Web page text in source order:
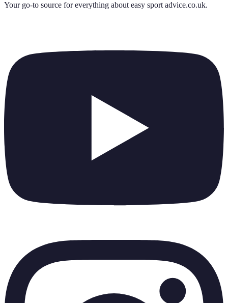
Your go-to source for everything about easy sport advice.co.uk.